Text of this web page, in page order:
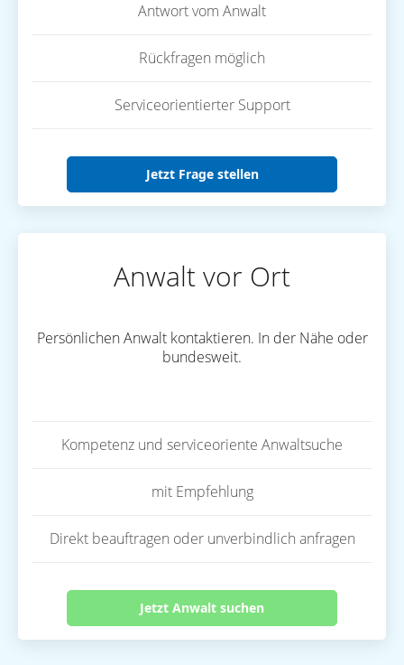
Antwort vom Anwalt
Rückfragen möglich
Serviceorientierter Support
Jetzt Frage stellen
Anwalt vor Ort
Persönlichen Anwalt kontaktieren. In der Nähe oder
bundesweit.
Kompetenz und serviceoriente Anwaltsuche
mit Empfehlung
Direkt beauftragen oder unverbindlich anfragen
Jetzt Anwalt suchen